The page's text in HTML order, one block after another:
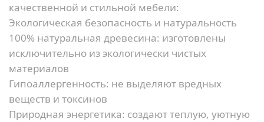
качественной и стильной мебели:
Экологическая безопасность и натуральность
100% натуральная древесина: изготовлены
исключительно из экологически чистых
материалов
Гипоаллергенность: не выделяют вредных
веществ и токсинов
Природная энергетика: создают теплую, уютную